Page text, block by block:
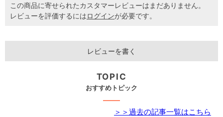
この商品に寄せられたカスタマーレビューはまだありません。
レビューを評価するにはログインが必要です。
レビューを書く
TOPIC
おすすめトピック
＞＞過去の記事一覧はこちら